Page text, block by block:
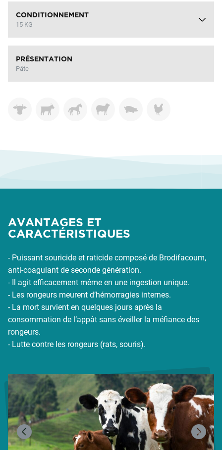
CONDITIONNEMENT
15 KG
PRÉSENTATION
Pâte
AVANTAGES ET
CARACTÉRISTIQUES
- Puissant souricide et raticide composé de Brodifacoum,
anti-coagulant de seconde génération.
- Il agit efficacement même en une ingestion unique.
- Les rongeurs meurent d’hémorragies internes.
- La mort survient en quelques jours après la
consommation de l’appât sans éveiller la méfiance des
rongeurs.
- Lutte contre les rongeurs (rats, souris).